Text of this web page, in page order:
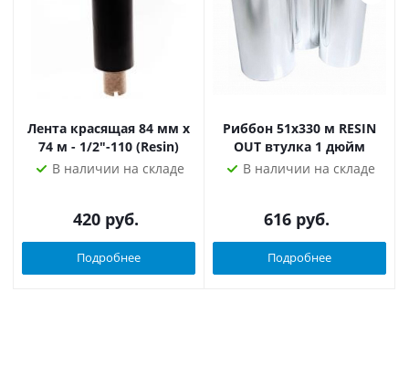
Лента красящая 84 мм х
74 м - 1/2"-110 (Resin)
В наличии на складе
420руб.
Подробнее
Риббон 51х330 м RESIN
OUT втулка 1 дюйм
В наличии на складе
616руб.
Подробнее